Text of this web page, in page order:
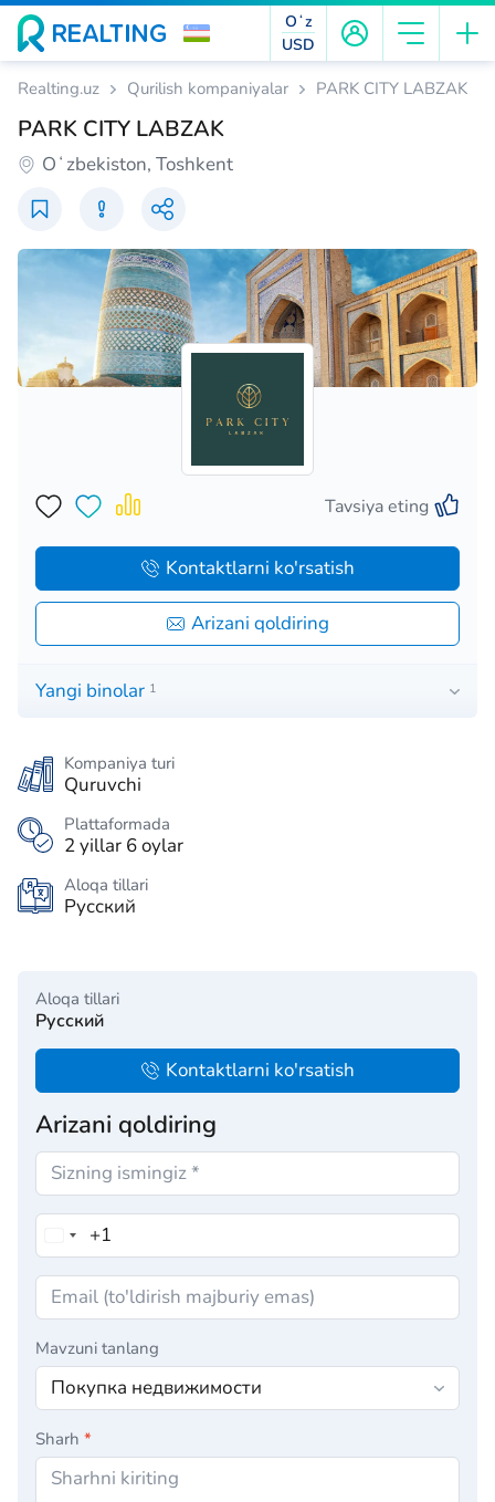
Oʻz
USD
Realting.uz Qurilish kompaniyalar PARK CITY LABZAK
PARK CITY LABZAK
Oʻzbekiston, Toshkent
Tavsiya eting
Arizani qoldiring
Kontaktlarni ko'rsatish
Yangi binolar 1
Kompaniya turi
Quruvchi
Plattaformada
2 yillar 6 oylar
Aloqa tillari
Русский
Aloqa tillari
Русский
Kontaktlarni ko'rsatish
Arizani qoldiring
Mavzuni tanlang
Sharh *